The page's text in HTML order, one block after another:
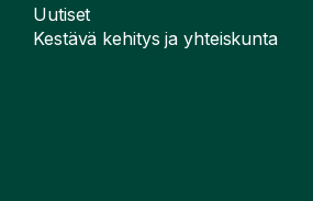
Uutiset
Kestävä kehitys ja yhteiskunta